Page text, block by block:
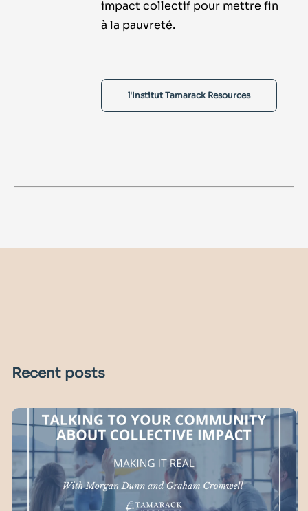
impact collectif pour mettre fin
à la pauvreté.
l'Institut Tamarack Resources
Recent posts